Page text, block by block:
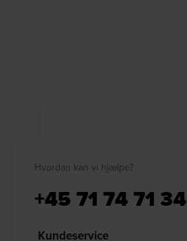
Hvordan kan vi hjælpe?
+45 71 74 71 34
Kundeservice